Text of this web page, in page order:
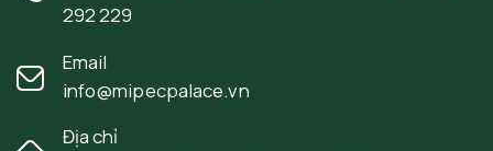
292 229
Email
info@mipecpalace.vn
Địa chỉ